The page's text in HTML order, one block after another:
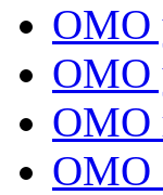
ОМО
ОМО
ОМО
ОМО